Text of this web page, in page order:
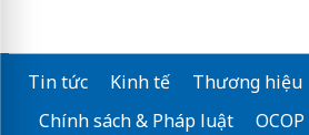
Tin tức Kinh tế Thương hiệu
Chính sách & Pháp luật
OCOP